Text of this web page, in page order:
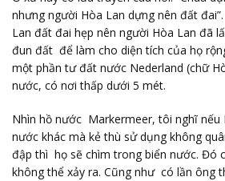
nhưng người Hòa Lan dựng nên đất
Lan đất đai hẹp nên người Hòa Lan đã
đun đất để làm cho diện tích của họ
một phần tư đất nước Nederland (chữ
nước, có nơi thấp dưới 5 mét.
Nhìn hồ nước Markermeer, tôi nghĩ nếu
nước khác mà kẻ thù sử dụng không
đập thì họ sẽ chìm trong biển nước. Đó
không thể xảy ra. Cũng như có lần ông